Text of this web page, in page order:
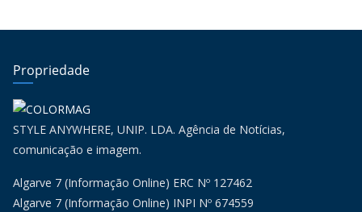
Propriedade
STYLE ANYWHERE, UNIP. LDA. Agência de Notícias,
comunicação e imagem.
Algarve 7 (Informação Online) ERC Nº 127462
Algarve 7 (Informação Online) INPI Nº 674559